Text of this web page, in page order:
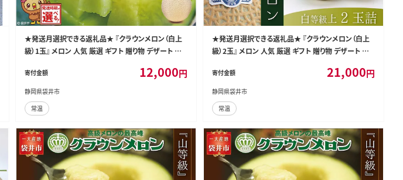
★発送月選択できる返礼品★ 『クラウンメロン（白上
級）1玉』 メロン 人気 厳選 ギフト 贈り物 デザート グ
寄付金額 12,000円
静岡県袋井市
常温
★発送月選択できる返礼品★ 『クラウンメロン（白上
級）2玉』 メロン 人気 厳選 ギフト 贈り物 デザート グ
026年9月発送
寄付金額 21,000円
静岡県袋井市
常温